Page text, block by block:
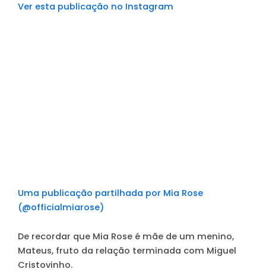
Ver esta publicação no Instagram
Uma publicação partilhada por Mia Rose
(@officialmiarose)
De recordar que Mia Rose é mãe de um menino,
Mateus, fruto da relação terminada com Miguel
Cristovinho.